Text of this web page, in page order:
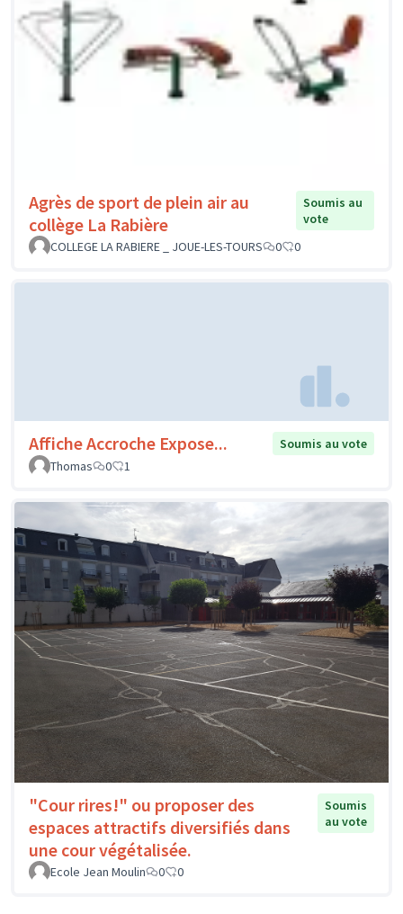
Agrès de sport de plein air au
collège La Rabière
Soumis au
vote
COLLEGE LA RABIERE _ JOUE-LES-TOURS
0 0
Affiche Accroche Expose...
Soumis au vote
Thomas
0 1
"Cour rires!" ou proposer des
espaces attractifs diversifiés dans
une cour végétalisée.
Soumis
au vote
Ecole Jean Moulin 0 0